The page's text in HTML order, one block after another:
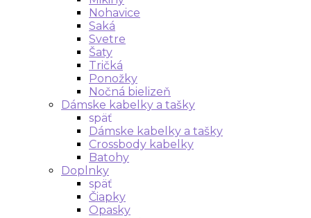
Nohavice
Saká
Svetre
Šaty
Tričká
Ponožky
Nočná bielizeň
Dámske kabelky a tašky
späť
Dámske kabelky a tašky
Crossbody kabelky
Batohy
Doplnky
späť
Čiapky
Opasky